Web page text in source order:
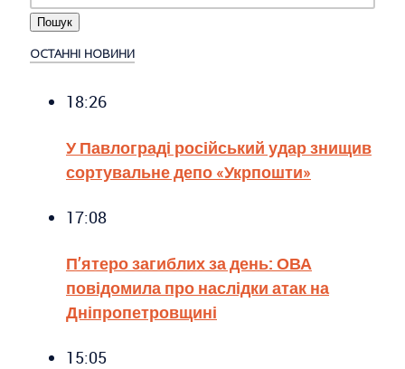
ОСТАННІ НОВИНИ
18:26
У Павлограді російський удар знищив
сортувальне депо «Укрпошти»
17:08
П’ятеро загиблих за день: ОВА
повідомила про наслідки атак на
Дніпропетровщині
15:05